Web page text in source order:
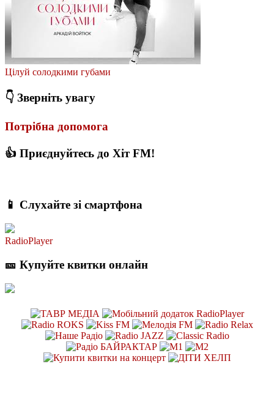
Цілуй солодкими губами
👇 Зверніть увагу
Потрібна допомога
👍 Приєднуйтесь до Хіт FM!
📱 Слухайте зі смартфона
RadioPlayer
🎫 Купуйте квитки онлайн